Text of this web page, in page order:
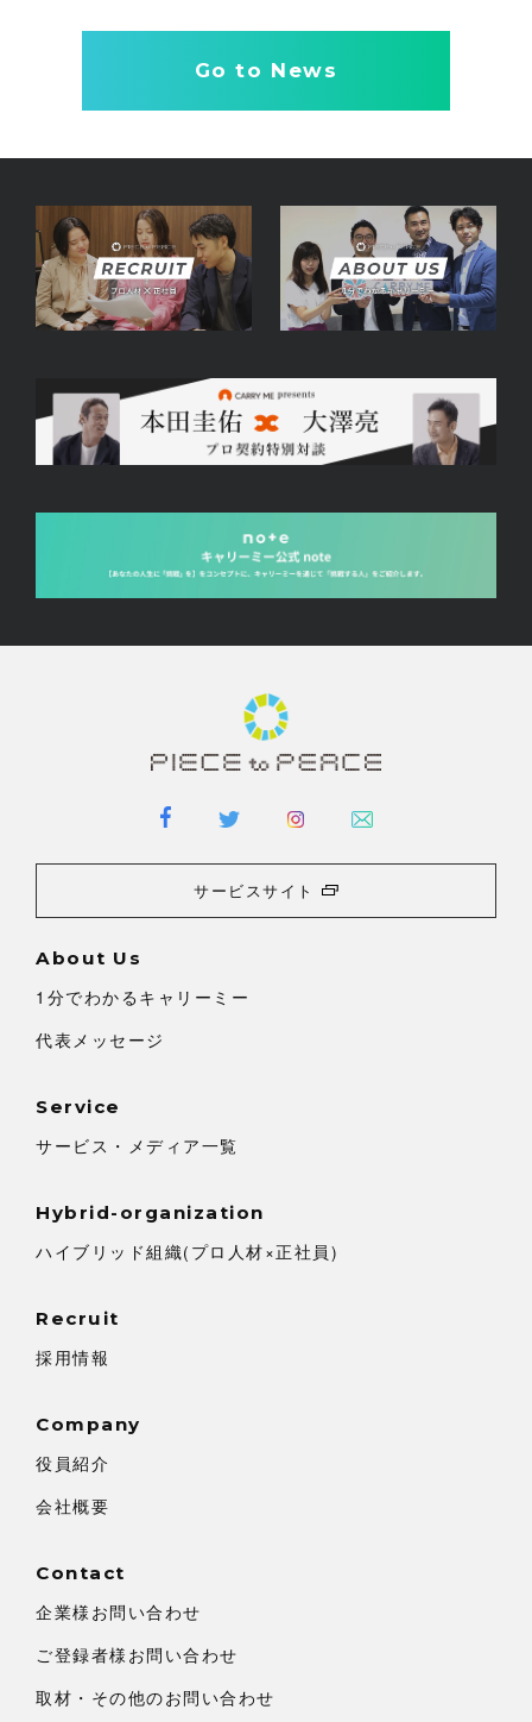
Go to News
サービスサイト
About Us
1分でわかるキャリーミー
代表メッセージ
Service
サービス・メディア一覧
Hybrid-organization
ハイブリッド組織(プロ人材×正社員)
Recruit
採用情報
Company
役員紹介
会社概要
Contact
企業様お問い合わせ
ご登録者様お問い合わせ
取材・その他のお問い合わせ